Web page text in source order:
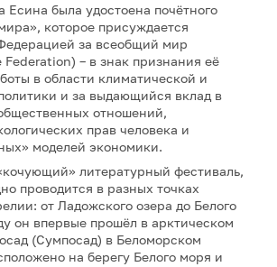
Есина была удостоена почётного
которое присуждается
за всеобщий мир
Federation) – в знак признания её
в области климатической и
и за выдающийся вклад в
отношений,
прав человека и
моделей экономики.
литературный фестиваль,
проводится в разных точках
от Ладожского озера до Белого
он впервые прошёл в арктическом
(Сумпосад) в Беломорском
на берегу Белого моря и